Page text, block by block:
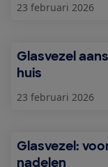
23 februari 2026
Glasvezel
huis
23 februari 2026
Glasvezel:
nadelen